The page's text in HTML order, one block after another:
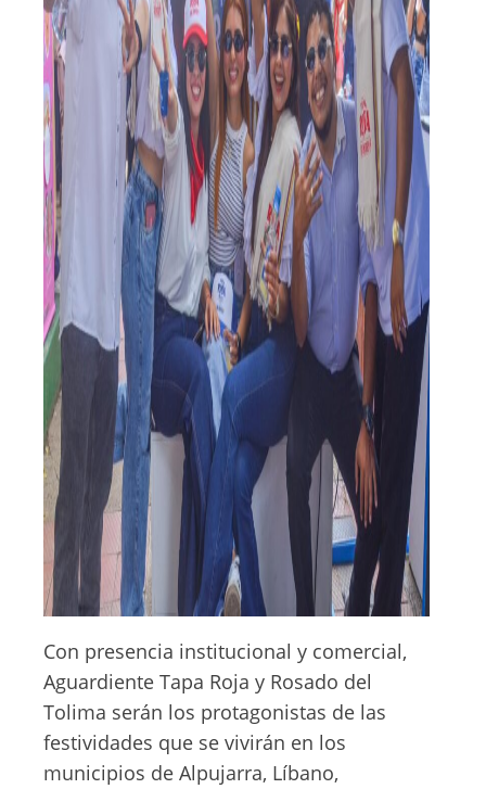
Con presencia institucional y comercial,
Aguardiente Tapa Roja y Rosado del
Tolima serán los protagonistas de las
festividades que se vivirán en los
municipios de Alpujarra, Líbano,